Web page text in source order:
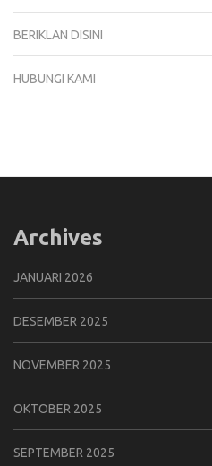
BERIKLAN DISINI
HUBUNGI KAMI
Archives
JANUARI 2026
DESEMBER 2025
NOVEMBER 2025
OKTOBER 2025
SEPTEMBER 2025